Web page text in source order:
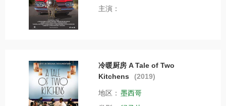
主演：
冷暖厨房 A Tale of Two
Kitchens
(2019)
地区： 墨西哥